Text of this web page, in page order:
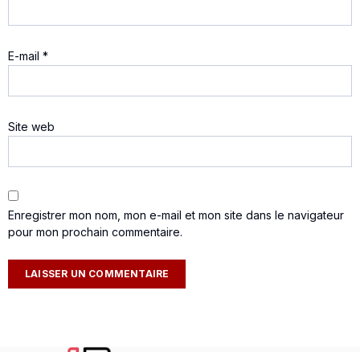
E-mail *
Site web
Enregistrer mon nom, mon e-mail et mon site dans le navigateur
pour mon prochain commentaire.